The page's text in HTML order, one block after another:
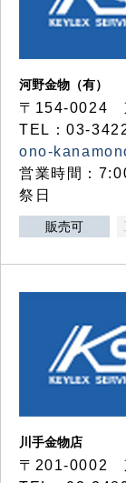
河野金物（有）
〒154-0024
TEL：03-
ono-
営業時間：
祭日
販売可
川手金物店
〒201-0002